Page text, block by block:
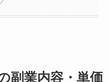
副業内容・単価